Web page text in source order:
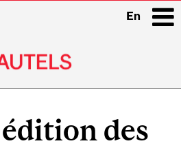
En
des